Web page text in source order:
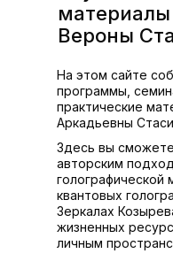
Вероны
На этом сайте
программы,
практические
Аркадьевны
Здесь вы
авторским
голографической
квантовых
Зеркалах
жизненных
личным